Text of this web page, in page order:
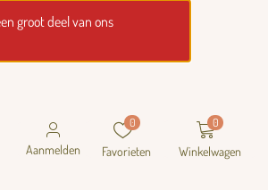
groot deel van ons
Aanmelden
0
Favorieten
0
Winkelwagen